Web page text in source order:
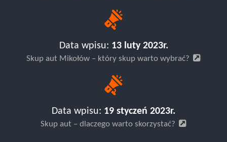
Data wpisu: 13 luty 2023r.
Skup aut Mikołów – który skup warto wybrać?
Data wpisu: 19 styczeń 2023r.
Skup aut – dlaczego warto skorzystać?